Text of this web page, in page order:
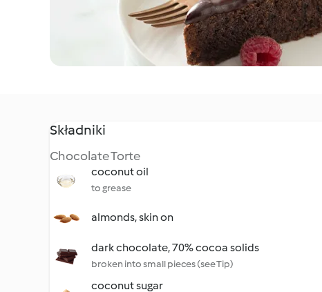
Składniki
Chocolate Torte
coconut oil
to grease
almonds, skin on
dark chocolate, 70% cocoa solids
broken into small pieces (see Tip)
coconut sugar